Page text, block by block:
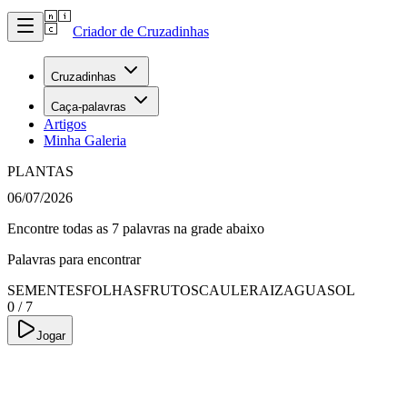
Criador de Cruzadinhas
Cruzadinhas
Caça-palavras
Artigos
Minha Galeria
PLANTAS
06/07/2026
Encontre todas as 7 palavras na grade abaixo
Palavras para encontrar
SEMENTESFOLHASFRUTOSCAULERAIZAGUASOL
0 / 7
Jogar